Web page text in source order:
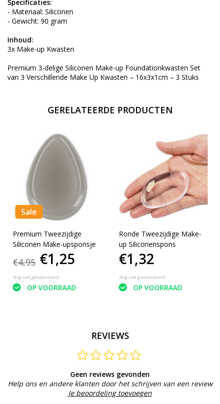
Specificaties:
- Materiaal: Siliconen
- Gewicht: 90 gram
Inhoud:
3x Make-up Kwasten
Premium 3-delige Siliconen Make-up Foundationkwasten Set
van 3 Verschillende Make Up Kwasten – 16x3x1cm – 3 Stuks
GERELATEERDE PRODUCTEN
Sale
Premium Tweezijdige
Siliconen Make-upsponsje
€4,95 €1,25
Nog niet gewaardeerd
OP VOORRAAD
Ronde Tweezijdige Make-
up Siliconenspons
€1,32
Nog niet gewaardeerd
OP VOORRAAD
REVIEWS
Geen reviews gevonden
Help ons en andere klanten door het schrijven van een review
Je beoordeling toevoegen